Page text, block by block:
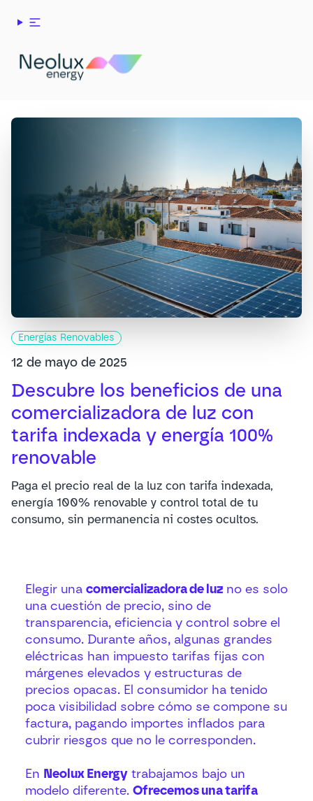
Energías Renovables
12 de mayo de 2025
Descubre los beneficios de una
comercializadora de luz con
tarifa indexada y energía 100%
renovable
Paga el precio real de la luz con tarifa indexada,
energía 100% renovable y control total de tu
consumo, sin permanencia ni costes ocultos.
Elegir una comercializadora de luz no es solo
una cuestión de precio, sino de
transparencia, eficiencia y control sobre el
consumo. Durante años, algunas grandes
eléctricas han impuesto tarifas fijas con
márgenes elevados y estructuras de
precios opacas. El consumidor ha tenido
poca visibilidad sobre cómo se compone su
factura, pagando importes inflados para
cubrir riesgos que no le corresponden.
En Neolux Energy trabajamos bajo un
modelo diferente. Ofrecemos una tarifa